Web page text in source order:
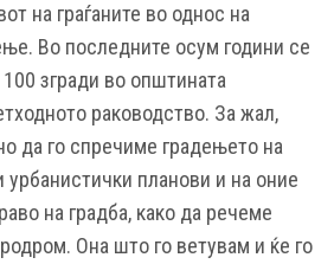
на граѓаните во однос на
Во последните осум години се
100 згради во општината
раководство. За жал,
да го спречиме градењето на
планови и на оние
на градба, како да речеме
Она што го ветувам и ќе го